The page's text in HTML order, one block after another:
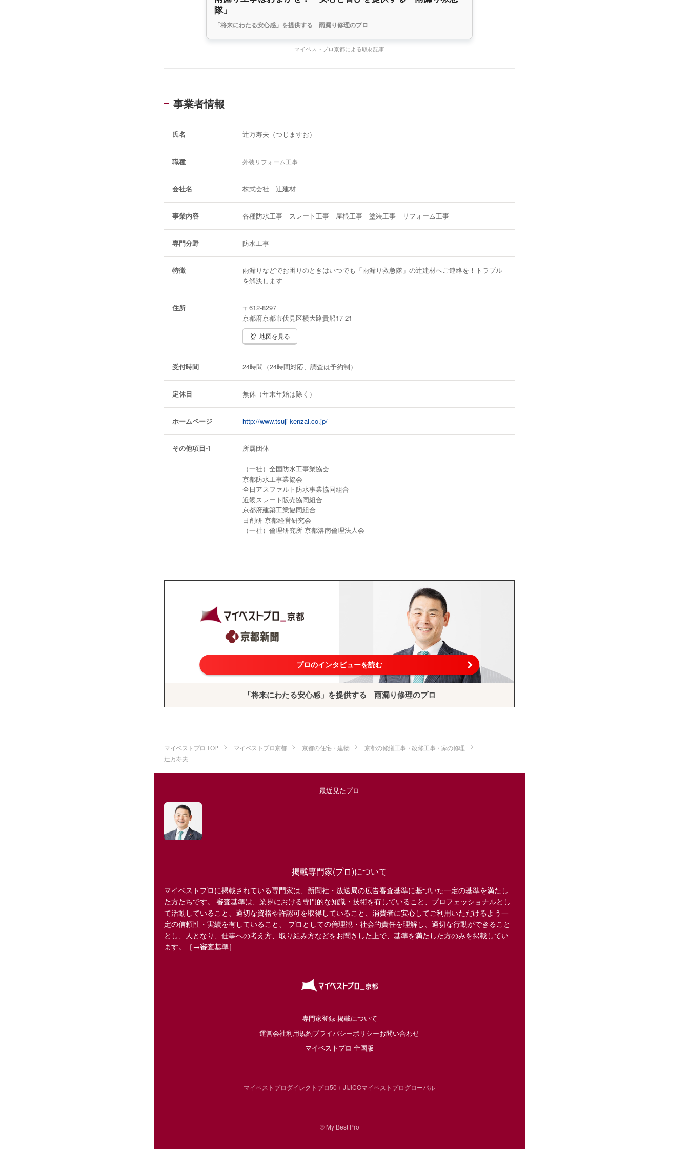
隊」
「将来にわたる安心感」を提供する 雨漏り修理のプロ
マイベストプロ京都による取材記事
事業者情報
氏名 辻万寿夫（つじますお）
職種 外装リフォーム工事
会社名 株式会社 辻建材
事業内容 各種防水工事 スレート工事 屋根工事 塗装工事 リフォーム工事
専門分野 防水工事
特徴
雨漏りなどでお困りのときはいつでも「雨漏り救急隊」の辻建材へご連絡を！トラブル
を解決します
住所
〒612-8297
京都府京都市伏見区横大路貴船17-21
地図を見る
受付時間 24時間（24時間対応、調査は予約制）
定休日 無休（年末年始は除く）
ホームページ http://www.tsuji-kenzai.co.jp/
その他項目-1 所属団体
（一社）全国防水工事業協会
京都防水工事業協会
全日アスファルト防水事業協同組合
近畿スレート販売協同組合
京都府建築工業協同組合
日創研 京都経営研究会
（一社）倫理研究所 京都洛南倫理法人会
プロのインタビューを読む
「将来にわたる安心感」を提供する 雨漏り修理のプロ
マイベストプロ TOP マイベストプロ京都 京都の住宅・建物
京都の修繕工事・改修工事・家の修理
辻万寿夫
最近見たプロ
掲載専門家(プロ)について
マイベストプロに掲載されている専門家は、新聞社・放送局の広告審査基準に基づいた一定の基準を満たし
た方たちです。 審査基準は、業界における専門的な知識・技術を有していること、プロフェッショナルとし
て活動していること、適切な資格や許認可を取得していること、消費者に安心してご利用いただけるよう一
定の信頼性・実績を有していること、 プロとしての倫理観・社会的責任を理解し、適切な行動ができること
とし、人となり、仕事への考え方、取り組み方などをお聞きした上で、基準を満たした方のみを掲載してい
ます。［→審査基準］
専門家登録·掲載について
運営会社利用規約プライバシーポリシーお問い合わせ
マイベストプロ 全国版
マイベストプロダイレクト プロ50＋JIJICOマイベストプログローバル
© My Best Pro